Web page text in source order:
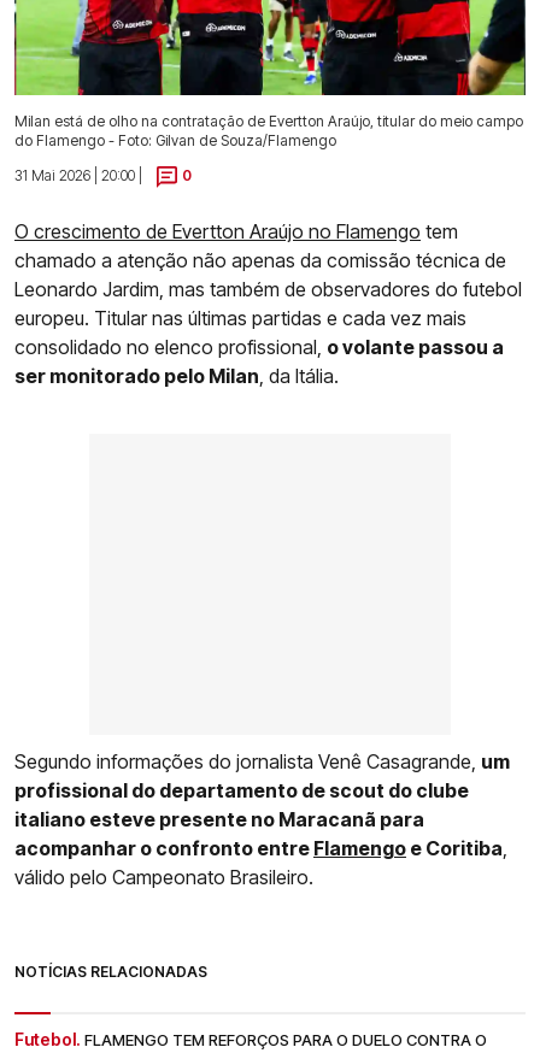
Milan está de olho na contratação de Evertton Araújo, titular do meio campo
do Flamengo - Foto: Gilvan de Souza/Flamengo
31 Mai 2026 | 20:00 |
0
O crescimento de Evertton Araújo no Flamengo tem
chamado a atenção não apenas da comissão técnica de
Leonardo Jardim, mas também de observadores do futebol
europeu. Titular nas últimas partidas e cada vez mais
consolidado no elenco profissional, o volante passou a
ser monitorado pelo Milan , da Itália.
Segundo informações do jornalista Venê Casagrande, um
profissional do departamento de scout do clube
italiano esteve presente no Maracanã para
acompanhar o confronto entre Flamengo e Coritiba
válido pelo Campeonato Brasileiro.
NOTÍCIAS RELACIONADAS
Futebol. FLAMENGO TEM REFORÇOS PARA O DUELO CONTRA O